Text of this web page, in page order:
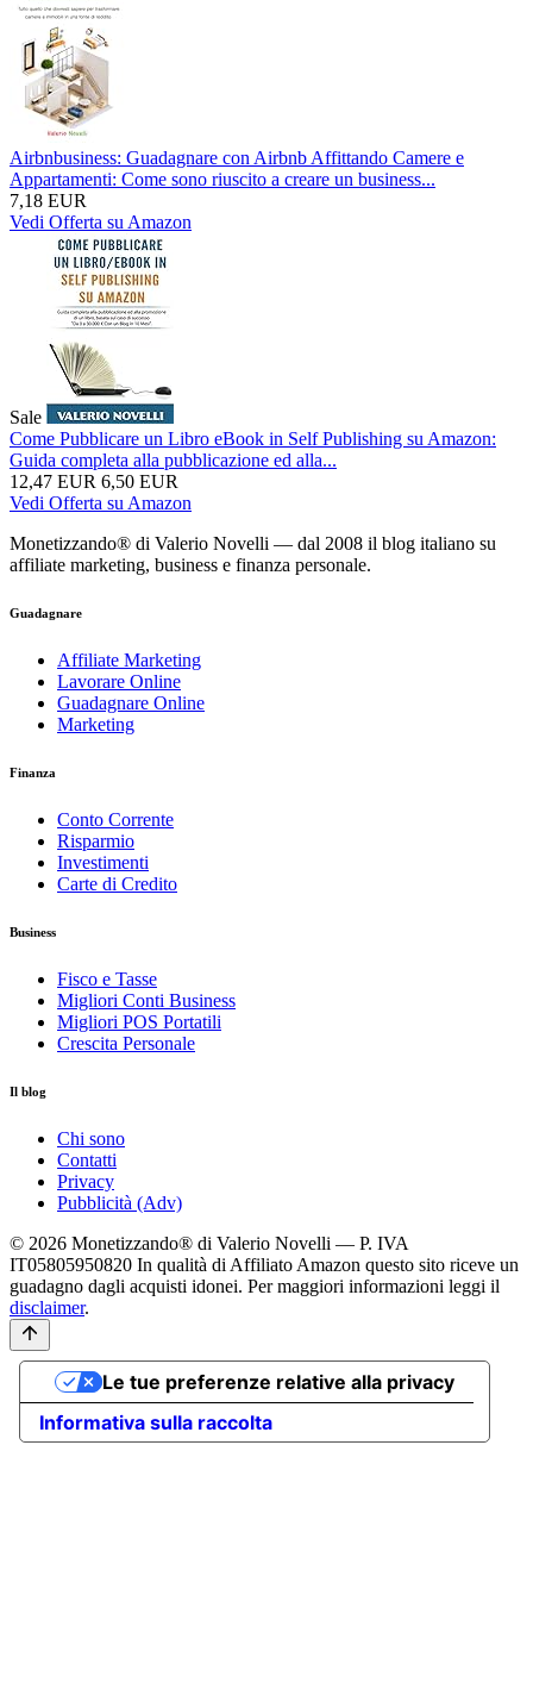
Airbnbusiness: Guadagnare con Airbnb Affittando Camere e
Appartamenti: Come sono riuscito a creare un business...
7,18 EUR
Vedi Offerta su Amazon
Sale
Come Pubblicare un Libro eBook in Self Publishing su Amazon:
Guida completa alla pubblicazione ed alla...
12,47 EUR 6,50 EUR
Vedi Offerta su Amazon
Monetizzando® di Valerio Novelli — dal 2008 il blog italiano su
affiliate marketing, business e finanza personale.
Guadagnare
Affiliate Marketing
Lavorare Online
Guadagnare Online
Marketing
Finanza
Conto Corrente
Risparmio
Investimenti
Carte di Credito
Business
Fisco e Tasse
Migliori Conti Business
Migliori POS Portatili
Crescita Personale
Il blog
Chi sono
Contatti
Privacy
Pubblicità (Adv)
© 2026 Monetizzando® di Valerio Novelli — P. IVA
IT05805950820 In qualità di Affiliato Amazon questo sito riceve un
guadagno dagli acquisti idonei. Per maggiori informazioni leggi il
disclaimer.
Informativa sulla raccolta
Le tue preferenze relative alla privacy